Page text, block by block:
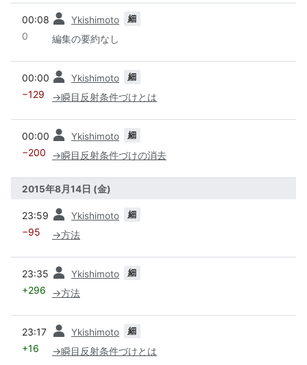
00:08 Ykishimoto 細
0 編集の要約なし
00:00 Ykishimoto 細
−129 →瞬目反射条件づけとは
00:00 Ykishimoto 細
−200 →瞬目反射条件づけの消去
2015年8月14日 (金)
23:59 Ykishimoto 細
−95 →方法
23:35 Ykishimoto 細
+296 →方法
23:17 Ykishimoto 細
+16 →瞬目反射条件づけとは